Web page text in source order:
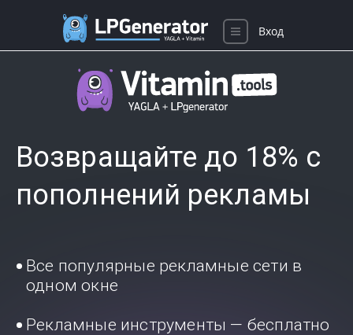
Возвращайте до 18% с
пополнений рекламы
Все популярные рекламные сети в
одном окне
Рекламные инструменты — бесплатно
Вход